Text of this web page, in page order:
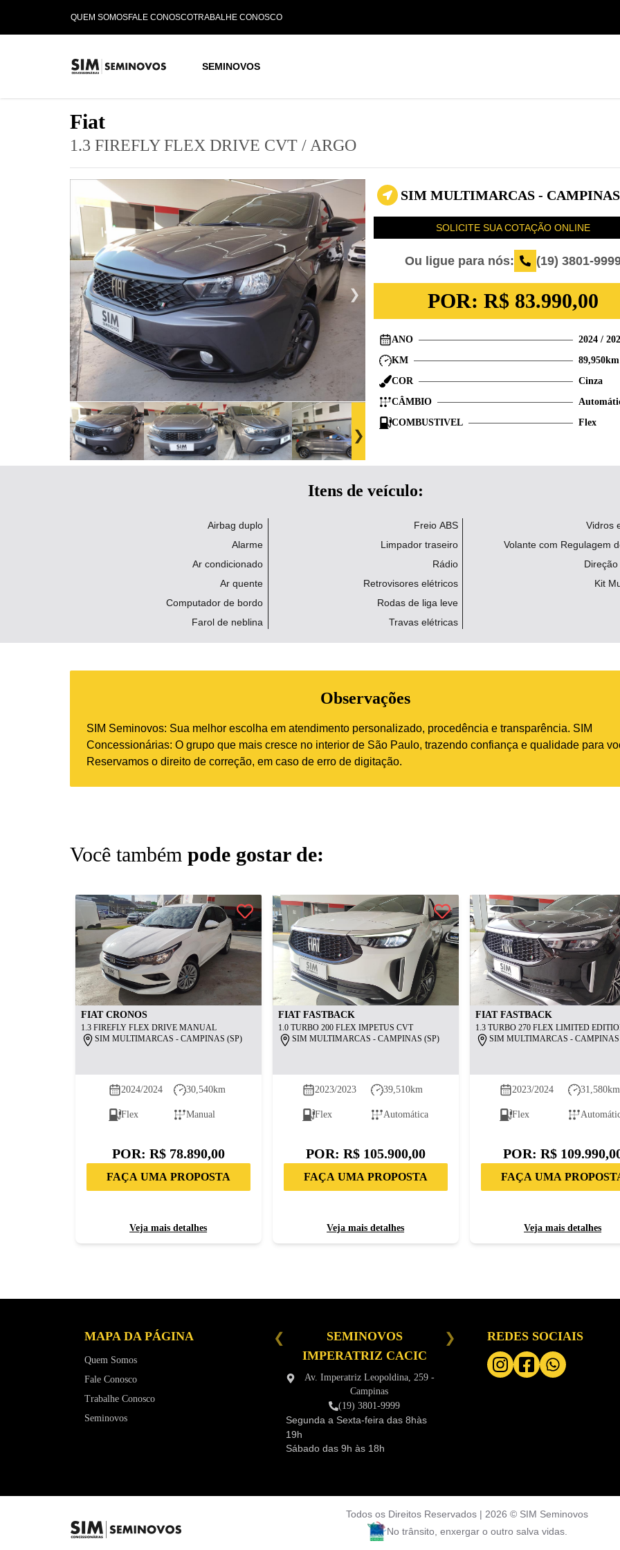
QUEM SOMOSFALE CONOSCOTRABALHE CONOSCO
SEMINOVOS
Fiat
1.3 FIREFLY FLEX DRIVE CVT/ ARGO
SIM MULTIMARCAS -
SOLICITE SUA COTAÇÃO ONLINE
Ou ligue para nós: (19) 3801-
POR:R$ 83.990,00
ANO 2024/
KM
89,950km
COR
Cinza
CÂMBIO
COMBUSTIVEL
Flex
Itens de veículo:
Airbag duplo
Alarme
Ar condicionado
Ar quente
Computador de bordo
Farol de neblina
Freio ABS
Limpador traseiro
Rádio
Retrovisores elétricos
Rodas de liga leve
Travas elétricas
Vidros
Volante com Regulagem
Kit
Observações
SIM Seminovos: Sua melhor escolha em atendimento personalizado, procedência e transparência. SIM
Concessionárias: O grupo que mais cresce no interior de São Paulo, trazendo confiança e qualidade para
Reservamos o direito de correção, em caso de erro de digitação.
Você também pode gostar de:
FIAT CRONOS
1.3 FIREFLY FLEX DRIVE MANUAL
SIM MULTIMARCAS - CAMPINAS (SP)
2024/2024 30,540km
Flex Manual
POR: R$ 78.890,00
FAÇA UMA PROPOSTA
Veja mais detalhes
FIAT FASTBACK
1.0 TURBO 200 FLEX IMPETUS CVT
SIM MULTIMARCAS - CAMPINAS (SP)
2023/2023 39,510km
Flex Automática
POR: R$ 105.900,00
FAÇA UMA PROPOSTA
Veja mais detalhes
FIAT FASTBACK
1.3 TURBO 270 FLEX LIMITED
SIM MULTIMARCAS - CAMPINAS
2023/2024 31,580km
Flex
POR: R$
FAÇA UMA
Veja mais detalhes
MAPA DA PÁGINA
Quem Somos
Fale Conosco
Trabalhe Conosco
Seminovos
SEMINOVOS SUMARÉ
Segunda a Sexta-feira das 9h às
SEMINOVOS
IMPERATRIZ CACIC
Av. Imperatriz Leopoldina, 259 -
Campinas
(19) 3801-9999
Segunda a Sexta-feira das 8hàs
19h
Sábado das 9h às 18h
SEMINOVOS CAMPINAS
Av Papa Paulo VI, 1020 - Jd do
Trevo - Campinas
REDES SOCIAIS
Todos os Direitos Reservados | 2026 © SIM Seminovos
No trânsito, enxergar o outro salva vidas.